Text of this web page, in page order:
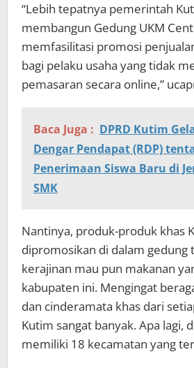
“Lebih tepatnya pemerintah
membangun Gedung UKM
memfasilitasi promosi
bagi pelaku usaha yang tidak
pemasaran secara online,”
Baca Juga : DPRD Kutim
Dengar Pendapat (RDP)
Penerimaan Siswa Baru di
SMK
Nantinya, produk-produk khas
dipromosikan di dalam gedung
kerajinan mau pun makanan
kabupaten ini. Mengingat
dan cinderamata khas dari
Kutim sangat banyak. Apa lagi,
memiliki 18 kecamatan yang